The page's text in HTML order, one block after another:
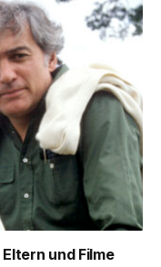
und Filme